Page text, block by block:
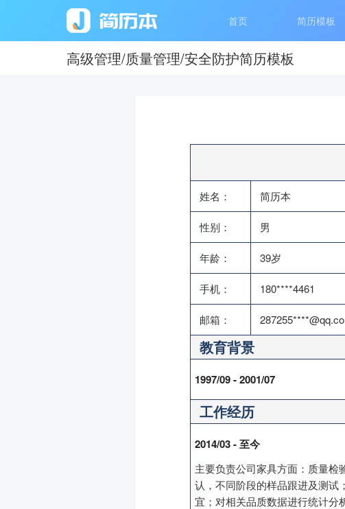
首页 简历模板
高级管理/质量管理/安全防护简历模板
姓名： 简历本
性别： 男
年龄： 39岁
手机： 180****4461
邮箱：
教育背景
1997/09 - 2001/07
工作经历
2014/03 - 至今
主要负责公司家具方面：质量检
认，不同阶段的样品跟进及测试
宜；对相关品质数据进行统计分